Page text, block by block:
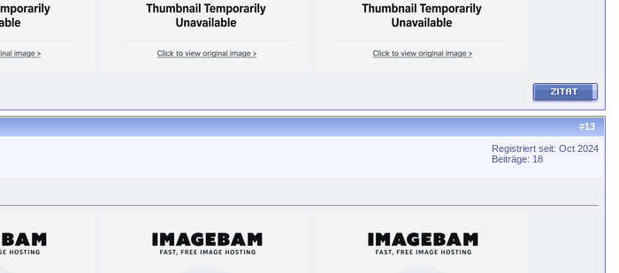
#13
Registriert seit: Oct 2024
Beiträge: 18